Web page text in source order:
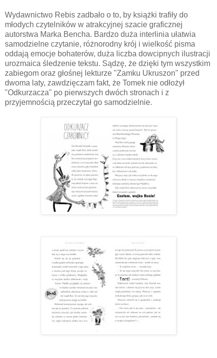
Wydawnictwo Rebis zadbało o to, by książki trafiły do
młodych czytelników w atrakcyjnej szacie graficznej
autorstwa Marka Bencha. Bardzo duża interlinia ułatwia
samodzielne czytanie, różnorodny krój i wielkość pisma
oddają emocje bohaterów, duża liczba dowcipnych ilustracji
urozmaica śledzenie tekstu. Sądzę, że dzięki tym wszystkim
zabiegom oraz głośnej lekturze "Zamku Ukruszon" przed
dwoma laty, zawdzięczam fakt, że Tomek nie odłożył
"Odkurzacza" po pierwszych dwóch stronach i z
przyjemnością przeczytał go samodzielnie.